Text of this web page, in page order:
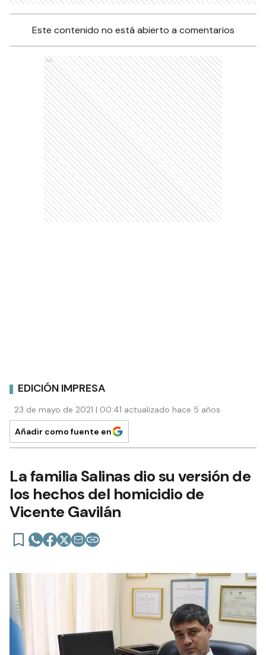
Este contenido no está abierto a comentarios
Ads
EDICIÓN IMPRESA
23 de mayo de 2021 | 00:41 actualizado hace 5 años
Añadir como fuente en
La familia Salinas dio su versión de
los hechos del homicidio de
Vicente Gavilán